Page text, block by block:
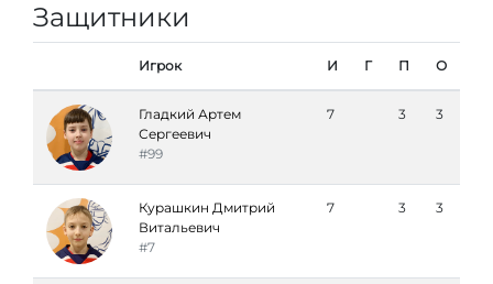
Защитники
Игрок И Г П О
Гладкий Артем
Сергеевич
#99
7 3 3
Курашкин Дмитрий
Витальевич
#7
7 3 3